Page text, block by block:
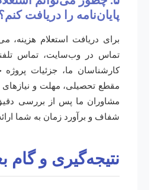
پایان‌نامه را دریافت کنم؟
برای دریافت استعلام هزینه،
تماس در وب‌سایت، تماس تلفنی یا
کارشناسان ما، جزئیات پروژه
مقطع تحصیلی، مهلت و نیازهای
مشاوران ما پس از بررسی دقیق،
شفاف و برآورد زمان به شما ارائه
نتیجه‌گیری و گام